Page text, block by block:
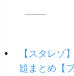
【スタレゾ
題まとめ【